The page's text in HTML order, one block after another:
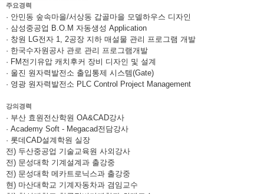
주요경력
· 안민동 숲속마을/서상동 갑골마을 모델하우스 디자인
· 삼성중공업 B.O.M 자동생성 Application
· 창원 LG전자 1, 2공장 지하 매설물 관리 프로그램 개발
· 한국수자원공사 관로 관리 프로그램개발
· FM전기유압 캐치후커 장비 디자인 및 설계
· 울진 원자력발전소 출입통제 시스템(Gate)
· 영광 원자력발전소 PLC Control Project Management
강의경력
· 부산 효원전산학원 OA&CAD강사
· Academy Soft - Megacad전담강사
· 롯데CAD설계학원 실장
전) 두산중공업 기술교육원 사외강사
전) 문성대학 기계설계과 출강중
전) 문성대학 메카트로닉스과 출강중
현) 마산대학교 기계자동차과 겸임교수